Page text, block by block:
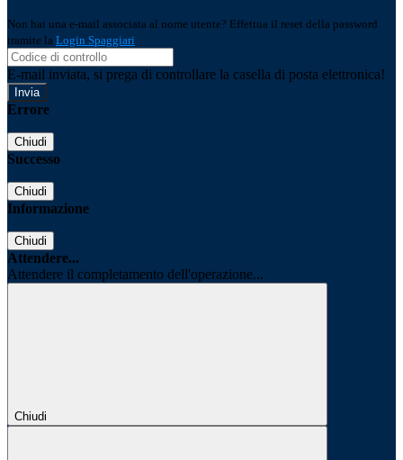
Non hai una e-mail associata al nome utente? Effettua il reset della password
tramite la Login Spaggiari
E-mail inviata, si prega di controllare la casella di posta elettronica!
Errore
Chiudi
Successo
Chiudi
Informazione
Chiudi
Attendere...
Attendere il completamento dell'operazione...
Chiudi